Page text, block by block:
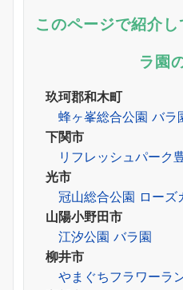
このページで紹介
ラ園
玖珂郡和木町
蜂ヶ峯総合公園 バラ
下関市
リフレッシュパーク
光市
冠山総合公園 ローズ
山陽小野田市
江汐公園 バラ園
柳井市
やまぐちフラワーラ